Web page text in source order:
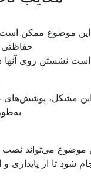
موضوع ممکن است
حفاظتی
نشستن روی آنها
مشکل، پوشش‌های
می‌تواند نصب و
شود تا از پایداری